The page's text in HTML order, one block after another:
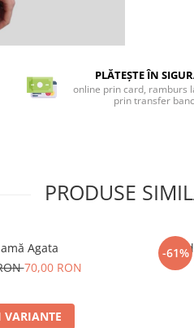
PLĂTEȘTE ÎN
online prin card, ramburs
prin transfer
PRODUSE
Agata
70,00 RON
VARIANTE
-61%
Ie